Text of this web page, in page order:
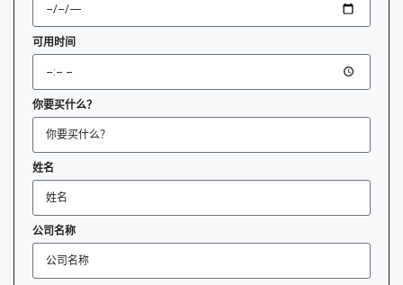
可用时间
你要买什么？
姓名
公司名称